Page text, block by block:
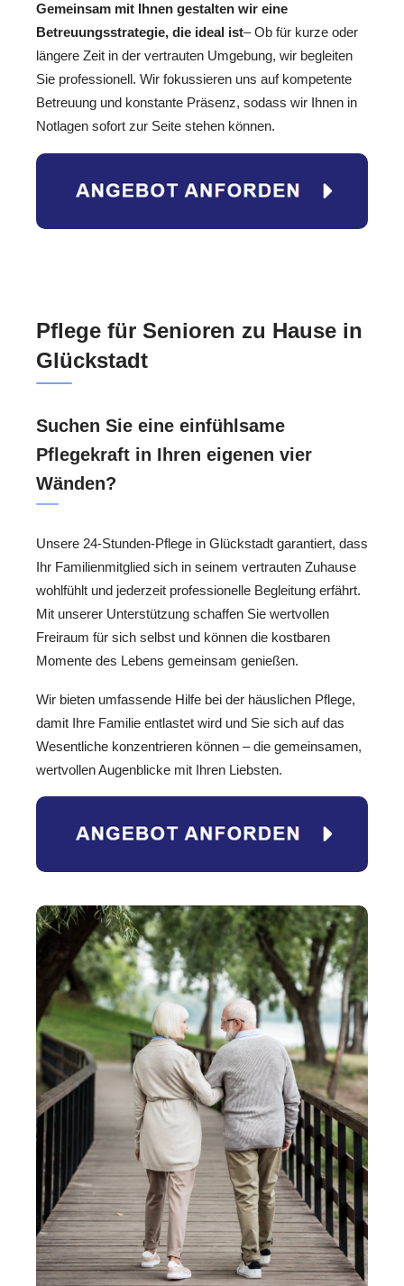
Gemeinsam mit Ihnen gestalten wir eine
Betreuungsstrategie, die ideal ist– Ob für kurze oder
längere Zeit in der vertrauten Umgebung, wir begleiten
Sie professionell. Wir fokussieren uns auf kompetente
Betreuung und konstante Präsenz, sodass wir Ihnen in
Notlagen sofort zur Seite stehen können.
Pflege für Senioren zu Hause in
Glückstadt
Suchen Sie eine einfühlsame
Pflegekraft in Ihren eigenen vier
Wänden?
Unsere 24-Stunden-Pflege in Glückstadt garantiert, dass
Ihr Familienmitglied sich in seinem vertrauten Zuhause
wohlfühlt und jederzeit professionelle Begleitung erfährt.
Mit unserer Unterstützung schaffen Sie wertvollen
Freiraum für sich selbst und können die kostbaren
Momente des Lebens gemeinsam genießen.
Wir bieten umfassende Hilfe bei der häuslichen Pflege,
damit Ihre Familie entlastet wird und Sie sich auf das
Wesentliche konzentrieren können – die gemeinsamen,
wertvollen Augenblicke mit Ihren Liebsten.